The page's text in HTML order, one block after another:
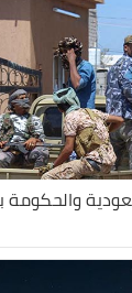
والحكومة